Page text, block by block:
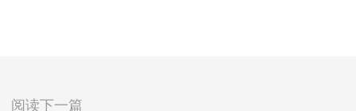
阅读下一篇